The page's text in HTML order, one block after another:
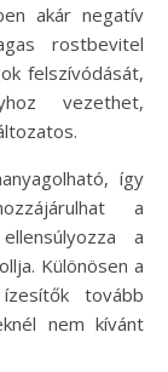
akár negatív
rostbevitel
felszívódását,
vezethet,
így
a
a
Különösen a
tovább
nem kívánt